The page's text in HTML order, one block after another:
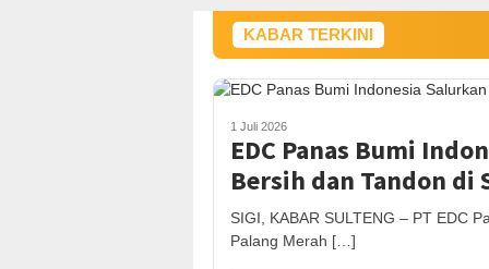
KABAR TERKINI
1 Juli 2026
EDC Panas Bumi
Bersih dan Tandon di
SIGI, KABAR SULTENG – PT EDC
Palang Merah […]